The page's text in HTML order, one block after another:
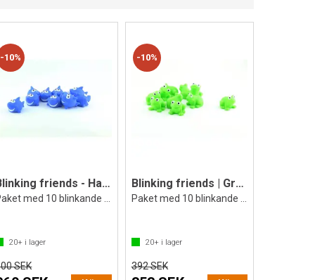
10%
Blinking friends - Haj (10 st)
20+ i lager
SEK
10%
Blinking friends | Groda | 10 st.
20+i lager
392 SEK